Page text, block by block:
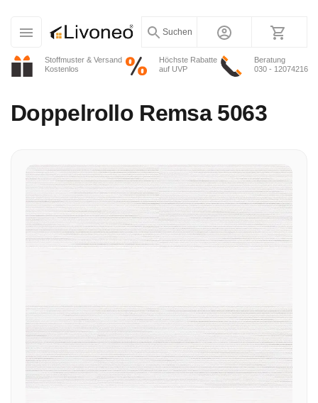
Stoffmuster & Versand
Kostenlos
Höchste Rabatte
auf UVP
Beratung
030 - 12074216
Suchen
Doppelrollo Remsa 5063